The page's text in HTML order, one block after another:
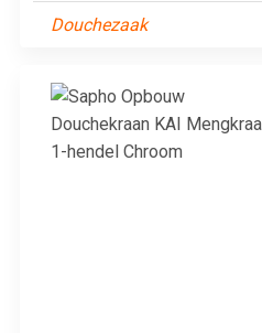
Douchezaak